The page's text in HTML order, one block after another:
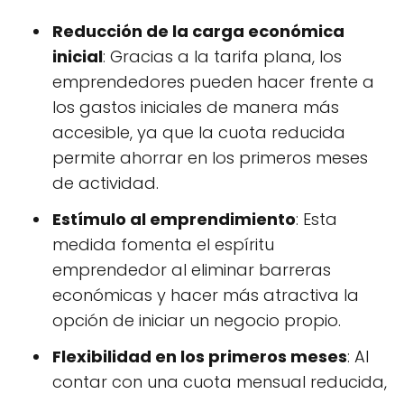
Reducción de la carga económica
inicial: Gracias a la tarifa plana, los
emprendedores pueden hacer frente a
los gastos iniciales de manera más
accesible, ya que la cuota reducida
permite ahorrar en los primeros meses
de actividad.
Estímulo al emprendimiento: Esta
medida fomenta el espíritu
emprendedor al eliminar barreras
económicas y hacer más atractiva la
opción de iniciar un negocio propio.
Flexibilidad en los primeros meses: Al
contar con una cuota mensual reducida,